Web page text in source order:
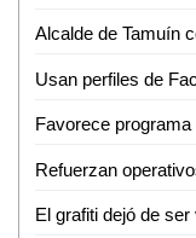
Usan perfiles de
Favorece